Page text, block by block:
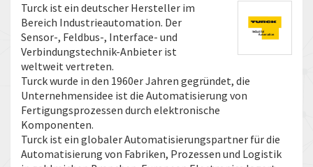
Turck ist ein deutscher Hersteller im
Bereich Industrieautomation. Der
Sensor-, Feldbus-, Interface- und
Verbindungstechnik-Anbieter ist
weltweit vertreten.
Turck wurde in den 1960er Jahren gegründet, die
Unternehmensidee ist die Automatisierung von
Fertigungsprozessen durch elektronische
Komponenten.
Turck ist ein globaler Automatisierungspartner für die
Automatisierung von Fabriken, Prozessen und Logistik